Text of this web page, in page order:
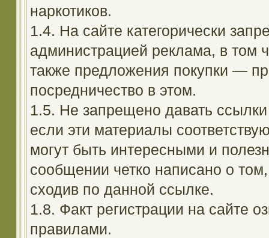
наркотиков.
1.4. На сайте категорически
администрацией реклама, в том
также предложения покупки —
посредничество в этом.
1.5. Не запрещено давать
если эти материалы
могут быть интересными и
сообщении четко написано о
сходив по данной ссылке.
1.8. Факт регистрации на сайте
правилами.